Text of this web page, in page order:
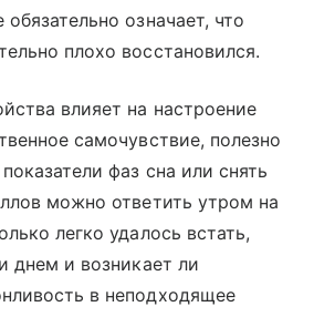
означает, что
плохо восстановился.
влияет на настроение
самочувствие, полезно
фаз сна или снять
можно ответить утром на
легко удалось встать,
днем и возникает ли
в неподходящее